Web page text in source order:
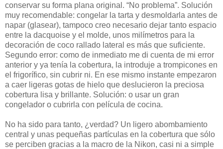
conservar su forma plana original. “No problema”. Solución
muy recomendable: congelar la tarta y desmoldarla antes de
napar (glasear), tampoco creo necesario dejar tanto espacio
entre la dacquoise y el molde, unos milímetros para la
decoración de coco rallado lateral es más que suficiente.
Segundo error: como de inmediato me di cuenta de mi error
anterior y ya tenía la cobertura, la introduje a trompicones en
el frigorífico, sin cubrir ni. En ese mismo instante empezaron
a caer ligeras gotas de hielo que deslucieron la preciosa
cobertura lisa y brillante. Solución: o usar un gran
congelador o cubrirla con película de cocina.
No ha sido para tanto, ¿verdad? Un ligero abombamiento
central y unas pequeñas partículas en la cobertura que sólo
se perciben gracias a la macro de la Nikon, casi ni a simple